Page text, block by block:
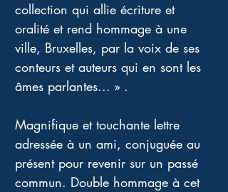
collection qui allie écriture et
oralité et rend hommage à une
ville, Bruxelles, par la voix de ses
conteurs et auteurs qui en sont les
âmes parlantes... » .
Magnifique et touchante lettre
adressée à un ami, conjuguée au
présent pour revenir sur un passé
commun. Double hommage à cet